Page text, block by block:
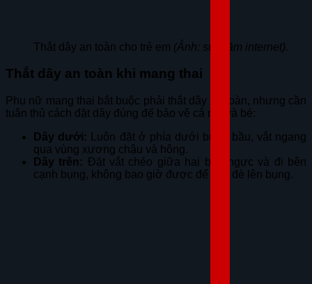
Thắt dây an toàn cho trẻ em (Ảnh: sưu tầm internet).
Thắt dây an toàn khi mang thai
Phụ nữ mang thai bắt buộc phải thắt dây an toàn, nhưng cần
tuân thủ cách đặt dây đúng để bảo vệ cả mẹ và bé:
Dây dưới: Luôn đặt ở phía dưới bụng bầu, vắt ngang
qua vùng xương chậu và hông.
Dây trên: Đặt vắt chéo giữa hai bầu ngực và đi bên
cạnh bụng, không bao giờ được để dây đè lên bụng.